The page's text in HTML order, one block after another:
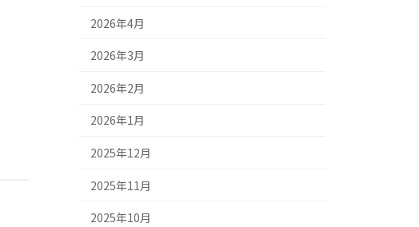
2026年4月
2026年3月
2026年2月
2026年1月
2025年12月
2025年11月
2025年10月